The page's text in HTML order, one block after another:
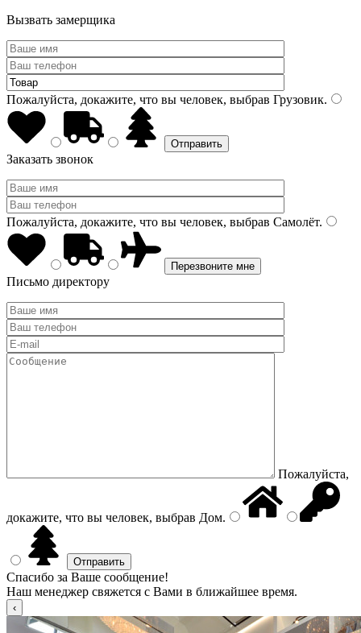
Вызвать замерщика
Пожалуйста, докажите, что вы человек, выбрав Грузовик.
Заказать звонок
Пожалуйста, докажите, что вы человек, выбрав Самолёт.
Письмо директору
Пожалуйста,
докажите, что вы человек, выбрав Дом.
Спасибо за Ваше сообщение!
Наш менеджер свяжется с Вами в ближайшее время.